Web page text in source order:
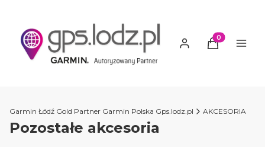
Produkty w
Garmin Łódź Gold Partner Garmin Polska Gps.lodz.pl AKCESORIA
Pozostałe akcesoria